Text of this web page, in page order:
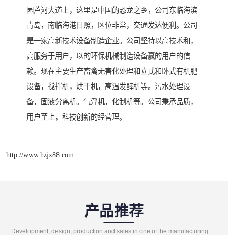
园芦河大道上，这里是中国的恐龙之乡，公司东临海滨
青岛，南临海港日照，区位非常，交通发达便利。公司
是一家高新技术设备制造企业。公司坚持以高技术和，
高服务于用户，以的环保机械制造设备赢的用户的信
赖。现在主要生产畜禽无害化处理和立式和卧式有机肥
设备，搅拌机，烘干机，高温发酵机等。污水处理设
备，固液分离机。气浮机，化制机等。公司秉承品质，
用户至上，科技创新的经营理。
http://www.hzjx88.com
产品推荐
Development, design, production and sales in one of the manufacturing enterprises